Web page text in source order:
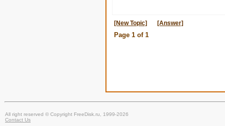
[New Topic] [Answer]
Page 1 of 1
All right reserved © Copyright FreeDisk.ru, 1999-2026
Contact Us